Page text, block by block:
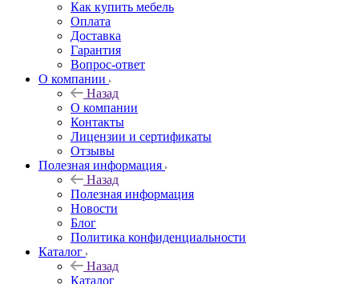
Как купить мебель
Оплата
Доставка
Гарантия
Вопрос-ответ
О компании
Назад
О компании
Контакты
Лицензии и сертификаты
Отзывы
Полезная информация
Назад
Полезная информация
Новости
Блог
Политика конфиденциальности
Каталог
Назад
Каталог